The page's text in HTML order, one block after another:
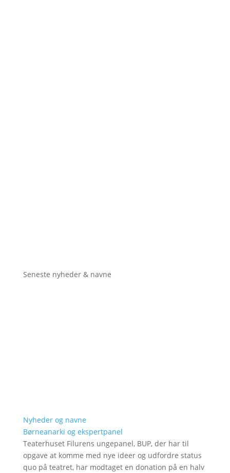
Seneste nyheder & navne
Nyheder og navne
Børneanarki og ekspertpanel
Teaterhuset Filurens ungepanel, BUP, der har til
opgave at komme med nye ideer og udfordre status
quo på teatret, har modtaget en donation på en halv